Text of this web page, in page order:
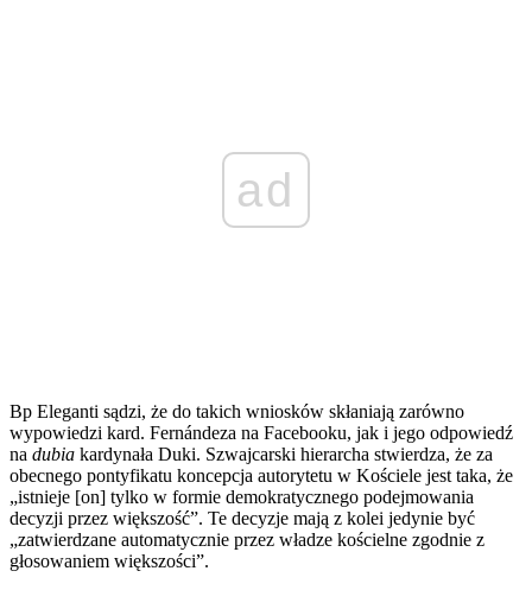
ad
Bp Eleganti sądzi, że do takich wniosków skłaniają zarówno
wypowiedzi kard. Fernándeza na Facebooku, jak i jego odpowiedź
na dubia kardynała Duki. Szwajcarski hierarcha stwierdza, że za
obecnego pontyfikatu koncepcja autorytetu w Kościele jest taka, że
„istnieje [on] tylko w formie demokratycznego podejmowania
decyzji przez większość”. Te decyzje mają z kolei jedynie być
„zatwierdzane automatycznie przez władze kościelne zgodnie z
głosowaniem większości”.